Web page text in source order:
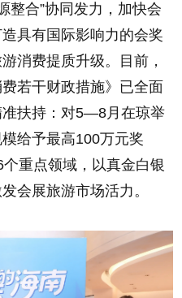
整合”协同发力，加快会
具有国际影响力的会奖
消费提质升级。目前，
若干财政措施》已全面
扶持：对5—8月在琼举
给予最高100万元奖
重点领域，以真金白银
会展旅游市场活力。